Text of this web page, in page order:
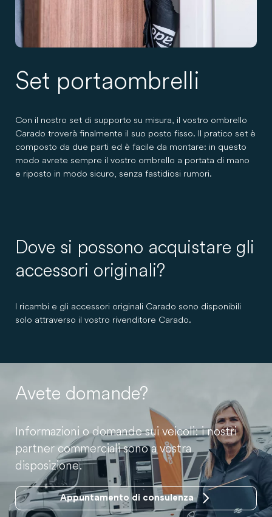
Set portaombrelli
Con il nostro set di supporto su misura, il vostro ombrello
Carado troverà finalmente il suo posto fisso. Il pratico set è
composto da due parti ed è facile da montare: in questo
modo avrete sempre il vostro ombrello a portata di mano
e riposto in modo sicuro, senza fastidiosi rumori.
Dove si possono acquistare gli
accessori originali?
I ricambi e gli accessori originali Carado sono disponibili
solo attraverso il vostro rivenditore Carado.
Avete domande?
Informazioni o domande sui veicoli: i nostri
partner commerciali sono a vostra
disposizione.
Appuntamento di consulenza